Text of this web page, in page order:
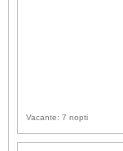
Vacante: 7 nopti